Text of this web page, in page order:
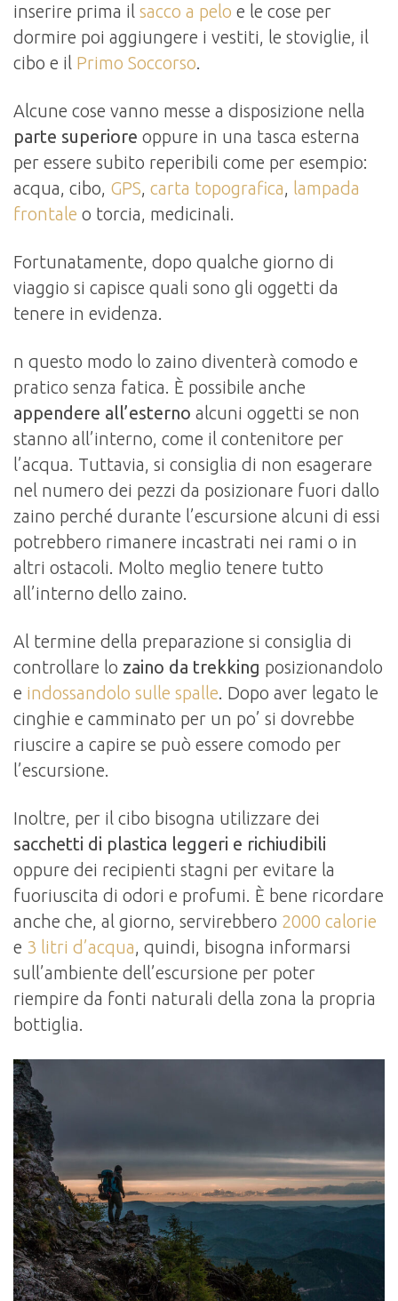
inserire prima il sacco a pelo e le cose per
dormire poi aggiungere i vestiti, le stoviglie, il
cibo e il Primo Soccorso.
Alcune cose vanno messe a disposizione nella
parte superiore oppure in una tasca esterna
per essere subito reperibili come per esempio:
acqua, cibo, GPS, carta topografica, lampada
frontale o torcia, medicinali.
Fortunatamente, dopo qualche giorno di
viaggio si capisce quali sono gli oggetti da
tenere in evidenza.
n questo modo lo zaino diventerà comodo e
pratico senza fatica. È possibile anche
appendere all’esterno alcuni oggetti se non
stanno all’interno, come il contenitore per
l’acqua. Tuttavia, si consiglia di non esagerare
nel numero dei pezzi da posizionare fuori dallo
zaino perché durante l’escursione alcuni di essi
potrebbero rimanere incastrati nei rami o in
altri ostacoli. Molto meglio tenere tutto
all’interno dello zaino.
Al termine della preparazione si consiglia di
controllare lo zaino da trekking posizionandolo
e indossandolo sulle spalle. Dopo aver legato le
cinghie e camminato per un po’ si dovrebbe
riuscire a capire se può essere comodo per
l’escursione.
Inoltre, per il cibo bisogna utilizzare dei
sacchetti di plastica leggeri e richiudibili
oppure dei recipienti stagni per evitare la
fuoriuscita di odori e profumi. È bene ricordare
anche che, al giorno, servirebbero 2000 calorie
e 3 litri d’acqua, quindi, bisogna informarsi
sull’ambiente dell’escursione per poter
riempire da fonti naturali della zona la propria
bottiglia.